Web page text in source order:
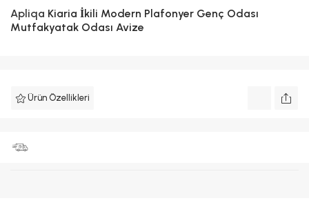
Apliqa Kiaria İkili Modern Plafonyer Genç Odası
Mutfakyatak Odası Avize
Ürün Özellikleri